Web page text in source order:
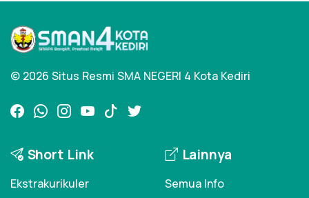
© 2026 Situs Resmi SMA NEGERI 4 Kota Kediri
Short Link
Ekstrakurikuler
Lainnya
Semua Info